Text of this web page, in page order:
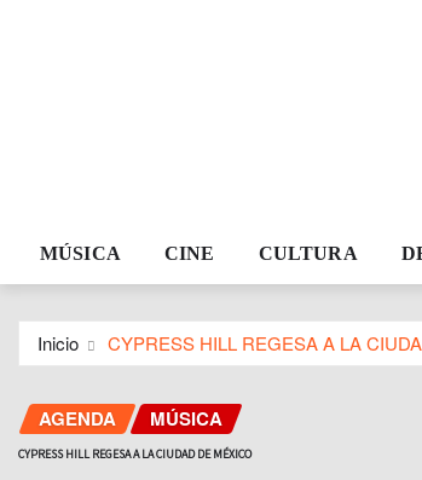
MÚSICA CINE CULTURA
Inicio CYPRESS HILL REGESA A LA
AGENDA MÚSICA
CYPRESS HILL REGESA A LA CIUDAD DE MÉXICO